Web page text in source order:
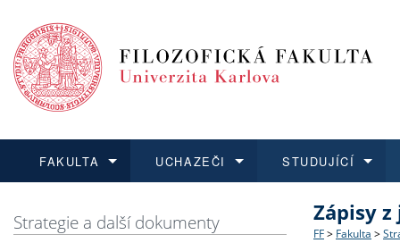
FAKULTA
Struktura
UCHAZEČI
Co
STUDUJÍCÍ
O vědě a
Aktuální
Strategie a další dokumenty Zápisy
FF > Fakulta >